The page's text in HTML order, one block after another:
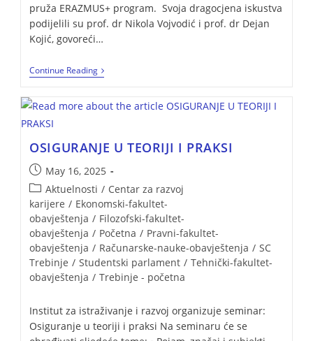
pruža ERAZMUS+ program. Svoja dragocjena iskustva
podijelili su prof. dr Nikola Vojvodić i prof. dr Dejan
Kojić, govoreći…
Continue Reading
OSIGURANJE U TEORIJI I PRAKSI
May 16, 2025
Aktuelnosti / Centar za razvoj
karijere / Ekonomski-fakultet-
obavještenja / Filozofski-fakultet-
obavještenja / Početna / Pravni-fakultet-
obavještenja / Računarske-nauke-obavještenja / SC
Trebinje / Studentski parlament / Tehnički-fakultet-
obavještenja / Trebinje - početna
Institut za istraživanje i razvoj organizuje seminar:
Osiguranje u teoriji i praksi Na seminaru će se